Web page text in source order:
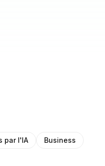
par l'IA
Business